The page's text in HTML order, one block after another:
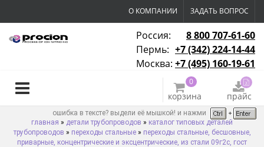
О КОМПАНИИ ЗАДАТЬ ВОПРОС
Россия:
8 800 707-61-60
Пермь: +7 (342) 224-14-44
Москва: +7 (495) 160-19-61
0
корзина прайс
ошибка в тексте? выдели её мышкой! и нажми
главная » детали трубопроводов » каталог типовых деталей
трубопроводов » переходы стальные» переходы стальные, бесшовные,
приварные, концентрические и эксцентрические, из стали 09г2с, гост